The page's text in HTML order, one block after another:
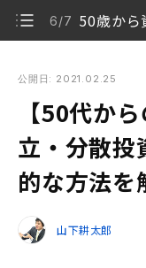
6/7
具体的な方法を解
1/7 50代のお金に
2/7 50代の金融資
50代からでも
4/7 投資の基本は
公開日: 2021.02.25
【50代か
立・分散投
的な方法を
山下耕太郎